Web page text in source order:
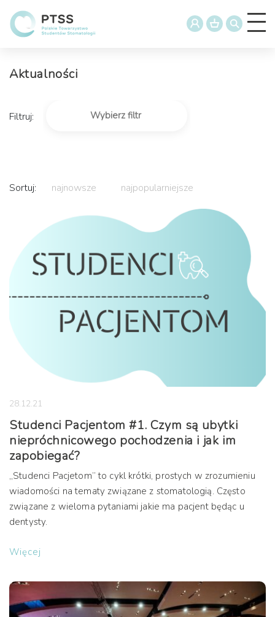
Aktualności
Filtruj:
Sortuj: najnowsze najpopularniejsze
28.12.21
Studenci Pacjentom #1. Czym są ubytki
niepróchnicowego pochodzenia i jak im
zapobiegać?
„Studenci Pacjetom” to cykl krótki, prostych w zrozumieniu
wiadomości na tematy związane z stomatologią. Często
związane z wieloma pytaniami jakie ma pacjent będąc u
dentysty.
Więcej